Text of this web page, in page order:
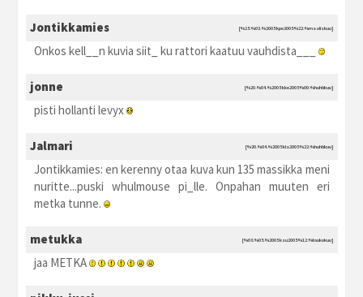
Jontikkamies [%25.%03.%2005 kpe2005 %22:%maaliskuu]
Onkos kell__n kuvia siit_ ku rattori kaatuu vauhdista___
jonne [%20.%04.%2005 kke2005 %00:%huhtikuu]
pisti hollanti levyx
Jalmari [%30.%04.%2005 kla2005 %22:%huhtikuu]
Jontikkamies: en kerenny otaa kuva kun 135 massikka meni
nuritte...puski whulmouse pi_lle. Onpahan muuten eri
metka tunne.
metukka [%08.%05.%2005 ksu2005 %12:%toukokuu]
jaa METKA